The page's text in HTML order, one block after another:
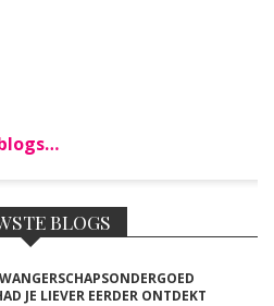
BLOGS
JE LIEVER EERDER ONTDEKT